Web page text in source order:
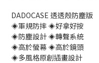
DADOCASE 透透殼防塵版
◈軍規防摔 ◈好拿好按
◈防塵設計 ◈轉聲系統
◈高於螢幕 ◈高於鏡頭
◈多風格原創插畫設計